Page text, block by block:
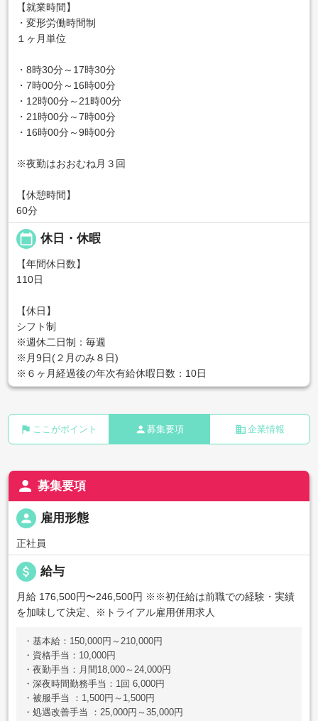
【就業時間】
・変形労働時間制
１ヶ月単位
・8時30分～17時30分
・7時00分～16時00分
・12時00分～21時00分
・21時00分～7時00分
・16時00分～9時00分
※夜勤はおおむね月３回
【休憩時間】
60分
calendar_today 休日・休暇
【年間休日数】
110日
【休日】
シフト制
※週休二日制：毎週
※月9日(２月のみ８日)
※６ヶ月経過後の年次有給休暇日数：10日
flag ここがポイント person 募集要項 business 企業情報
person 募集要項
person 雇用形態
正社員
attach_money 給与
月給 176,500円〜246,500円 ※※初任給は前職での経験・実績
を加味して決定、※トライアル雇用併用求人
・基本給：150,000円～210,000円
・資格手当：10,000円
・夜勤手当：月間18,000～24,000円
・深夜時間勤務手当：1回 6,000円
・被服手当 ：1,500円～1,500円
・処遇改善手当 ：25,000円～35,000円